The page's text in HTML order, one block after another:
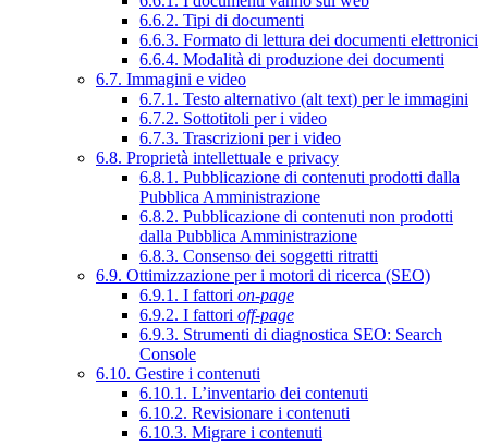
6.6.2. Tipi di documenti
6.6.3. Formato di lettura dei documenti elettronici
6.6.4. Modalità di produzione dei documenti
6.7. Immagini e video
6.7.1. Testo alternativo (alt text) per le immagini
6.7.2. Sottotitoli per i video
6.7.3. Trascrizioni per i video
6.8. Proprietà intellettuale e privacy
6.8.1. Pubblicazione di contenuti prodotti dalla
Pubblica Amministrazione
6.8.2. Pubblicazione di contenuti non prodotti
dalla Pubblica Amministrazione
6.8.3. Consenso dei soggetti ritratti
6.9. Ottimizzazione per i motori di ricerca (SEO)
6.9.1. I fattori on-page
6.9.2. I fattori off-page
6.9.3. Strumenti di diagnostica SEO: Search
Console
6.10. Gestire i contenuti
6.10.1. L’inventario dei contenuti
6.10.2. Revisionare i contenuti
6.10.3. Migrare i contenuti